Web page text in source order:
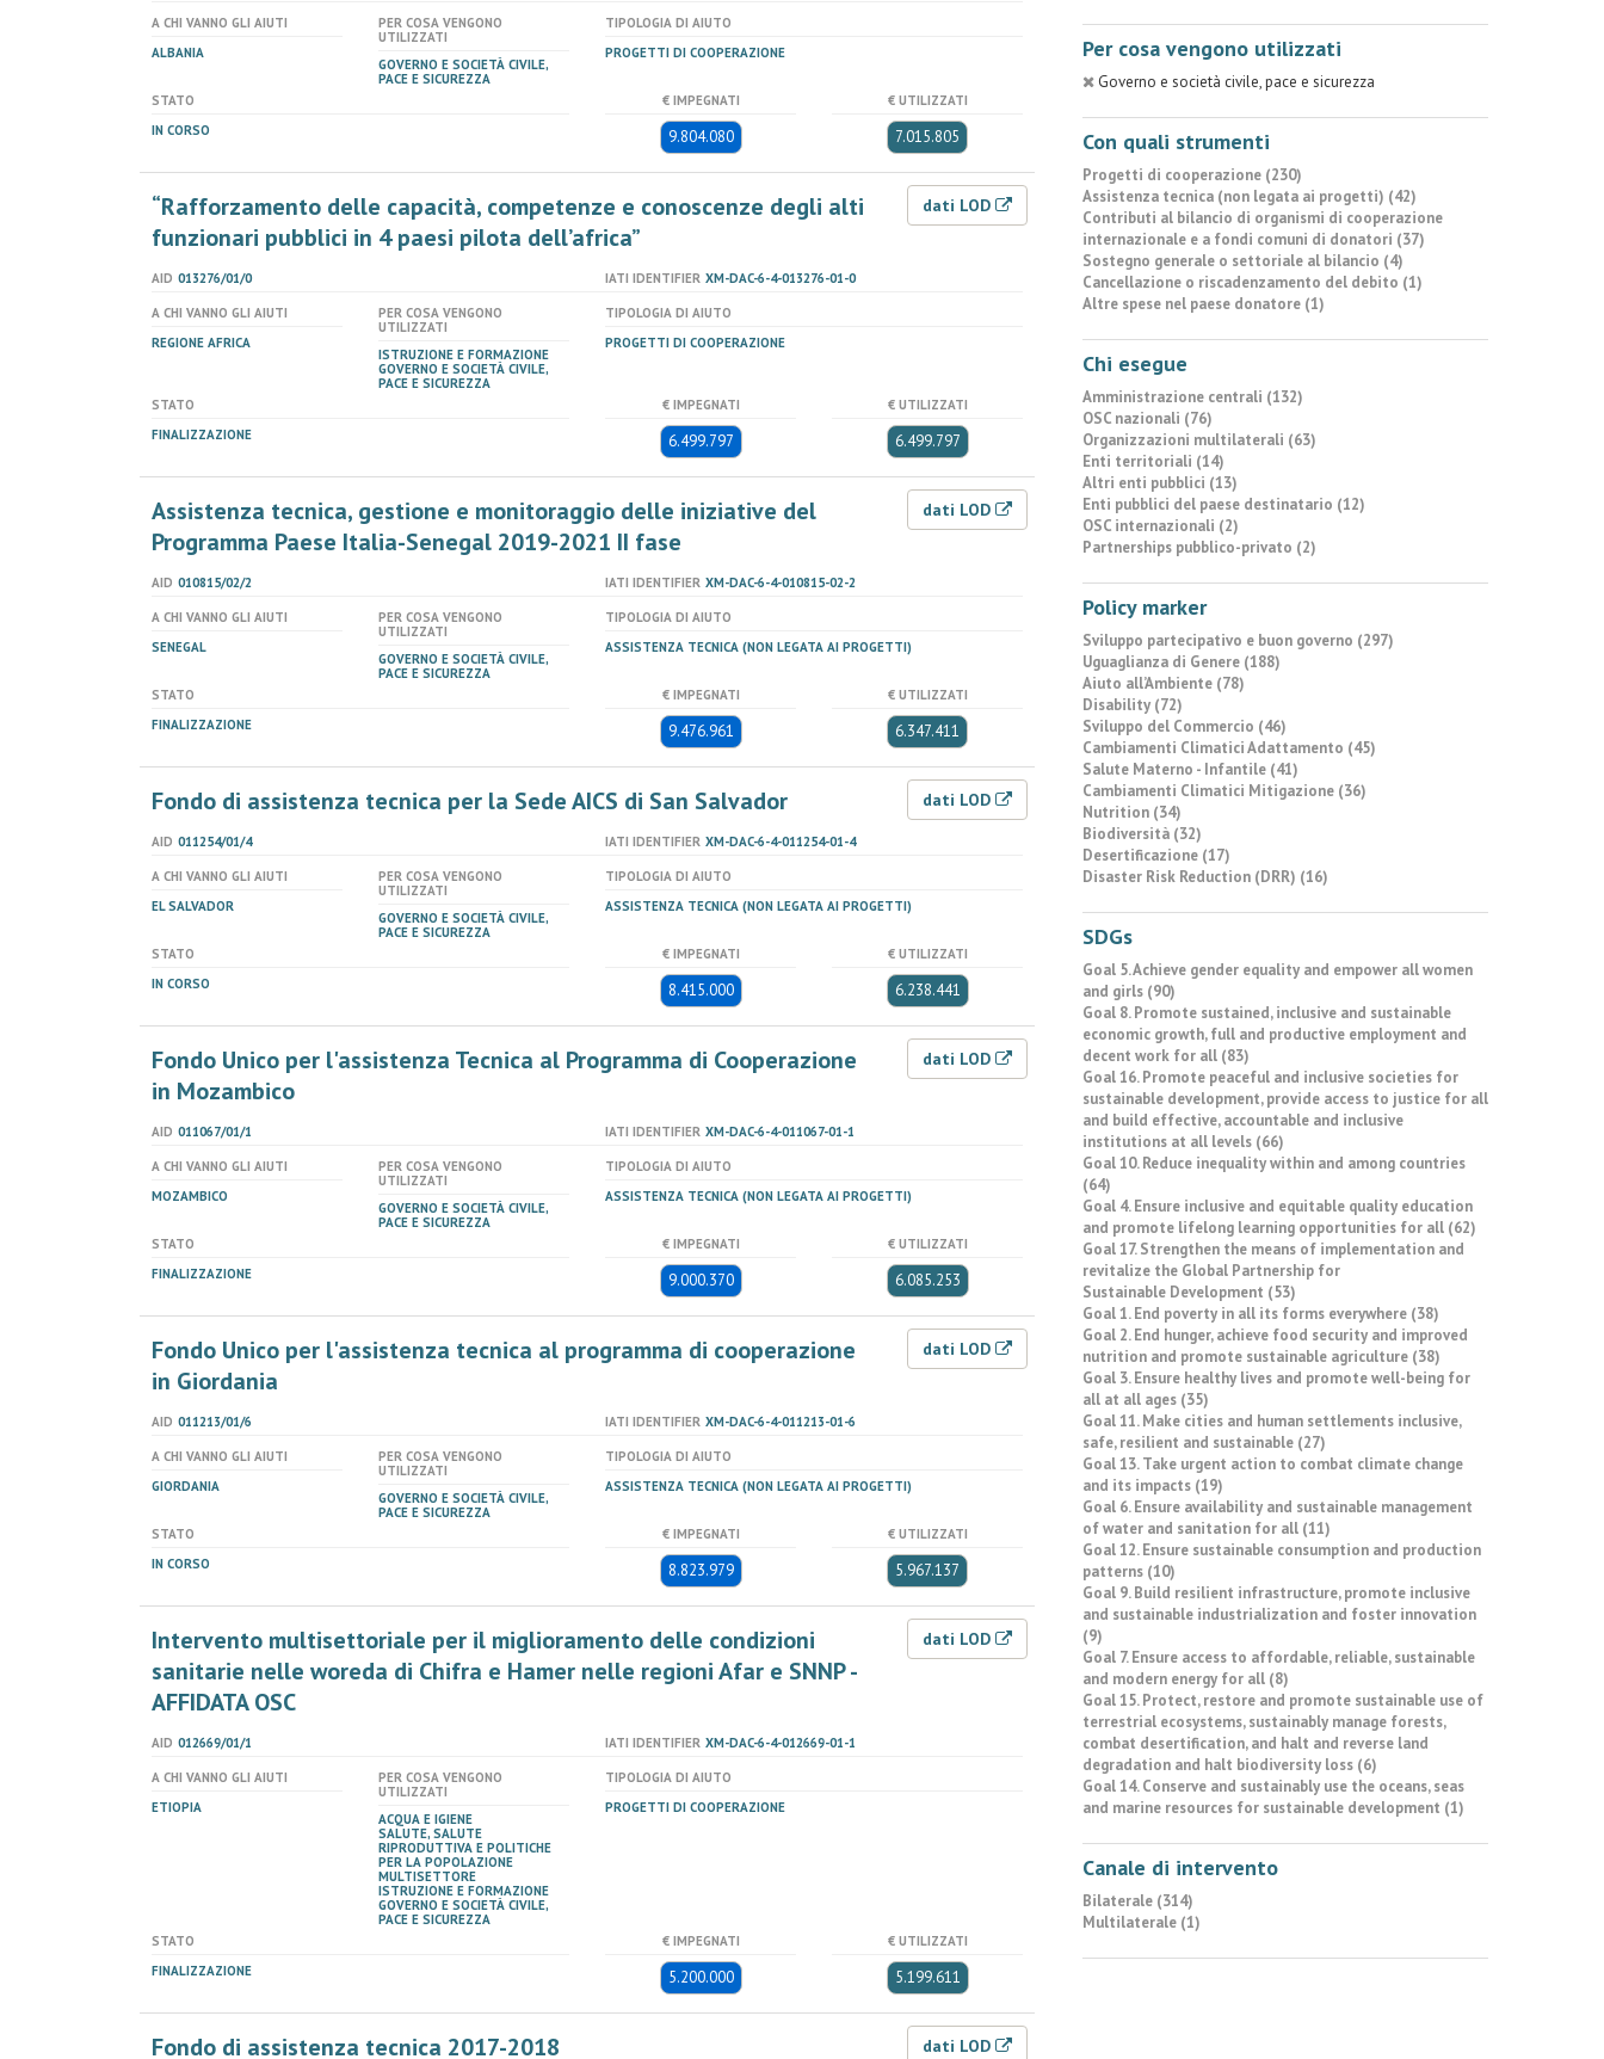
A CHI VANNO GLI AIUTI
ALBANIA
PER COSA VENGONO
UTILIZZATI
GOVERNO E SOCIETÀ CIVILE,
PACE E SICUREZZA
TIPOLOGIA DI AIUTO
PROGETTI DI COOPERAZIONE
STATO
IN CORSO
€ IMPEGNATI
9.804.080
€ UTILIZZATI
7.015.805
“Rafforzamento delle capacità, competenze e conoscenze degli alti
funzionari pubblici in 4 paesi pilota dell’africa”
dati LOD
AID 013276/01/0 IATI IDENTIFIER XM-DAC-6-4-013276-01-0
A CHI VANNO GLI AIUTI
REGIONE AFRICA
PER COSA VENGONO
UTILIZZATI
ISTRUZIONE E FORMAZIONE
GOVERNO E SOCIETÀ CIVILE,
PACE E SICUREZZA
TIPOLOGIA DI AIUTO
PROGETTI DI COOPERAZIONE
STATO
FINALIZZAZIONE
€ IMPEGNATI
6.499.797
€ UTILIZZATI
6.499.797
Assistenza tecnica, gestione e monitoraggio delle iniziative del
Programma Paese Italia-Senegal 2019-2021 II fase
dati LOD
AID 010815/02/2 IATI IDENTIFIER XM-DAC-6-4-010815-02-2
A CHI VANNO GLI AIUTI
SENEGAL
PER COSA VENGONO
UTILIZZATI
GOVERNO E SOCIETÀ CIVILE,
PACE E SICUREZZA
TIPOLOGIA DI AIUTO
ASSISTENZA TECNICA (NON LEGATA AI PROGETTI)
STATO
FINALIZZAZIONE
€ IMPEGNATI
9.476.961
€ UTILIZZATI
6.347.411
Fondo di assistenza tecnica per la Sede AICS di San Salvador dati LOD
AID 011254/01/4 IATI IDENTIFIER XM-DAC-6-4-011254-01-4
A CHI VANNO GLI AIUTI
EL SALVADOR
PER COSA VENGONO
UTILIZZATI
GOVERNO E SOCIETÀ CIVILE,
PACE E SICUREZZA
TIPOLOGIA DI AIUTO
ASSISTENZA TECNICA (NON LEGATA AI PROGETTI)
STATO
IN CORSO
€ IMPEGNATI
8.415.000
€ UTILIZZATI
6.238.441
Fondo Unico per l'assistenza Tecnica al Programma di Cooperazione
in Mozambico
dati LOD
AID 011067/01/1 IATI IDENTIFIER XM-DAC-6-4-011067-01-1
A CHI VANNO GLI AIUTI
MOZAMBICO
PER COSA VENGONO
UTILIZZATI
GOVERNO E SOCIETÀ CIVILE,
PACE E SICUREZZA
TIPOLOGIA DI AIUTO
ASSISTENZA TECNICA (NON LEGATA AI PROGETTI)
STATO
FINALIZZAZIONE
€ IMPEGNATI
9.000.370
€ UTILIZZATI
6.085.253
Fondo Unico per l'assistenza tecnica al programma di cooperazione
in Giordania
dati LOD
AID 011213/01/6 IATI IDENTIFIER XM-DAC-6-4-011213-01-6
A CHI VANNO GLI AIUTI
GIORDANIA
PER COSA VENGONO
UTILIZZATI
GOVERNO E SOCIETÀ CIVILE,
PACE E SICUREZZA
TIPOLOGIA DI AIUTO
ASSISTENZA TECNICA (NON LEGATA AI PROGETTI)
STATO
IN CORSO
€ IMPEGNATI
8.823.979
€ UTILIZZATI
5.967.137
Intervento multisettoriale per il miglioramento delle condizioni
sanitarie nelle woreda di Chifra e Hamer nelle regioni Afar e SNNP -
AFFIDATA OSC
dati LOD
AID 012669/01/1 IATI IDENTIFIER XM-DAC-6-4-012669-01-1
A CHI VANNO GLI AIUTI
ETIOPIA
PER COSA VENGONO
UTILIZZATI
ACQUA E IGIENE
SALUTE, SALUTE
RIPRODUTTIVA E POLITICHE
PER LA POPOLAZIONE
MULTISETTORE
ISTRUZIONE E FORMAZIONE
GOVERNO E SOCIETÀ CIVILE,
PACE E SICUREZZA
TIPOLOGIA DI AIUTO
PROGETTI DI COOPERAZIONE
STATO
FINALIZZAZIONE
€ IMPEGNATI
5.200.000
€ UTILIZZATI
5.199.611
Fondo di assistenza tecnica 2017-2018 dati LOD
Per cosa vengono utilizzati
Governo e società civile, pace e sicurezza
Con quali strumenti
Progetti di cooperazione (230)
Assistenza tecnica (non legata ai progetti) (42)
Contributi al bilancio di organismi di cooperazione
internazionale e a fondi comuni di donatori (37)
Sostegno generale o settoriale al bilancio (4)
Cancellazione o riscadenzamento del debito (1)
Altre spese nel paese donatore (1)
Chi esegue
Amministrazione centrali (132)
OSC nazionali (76)
Organizzazioni multilaterali (63)
Enti territoriali (14)
Altri enti pubblici (13)
Enti pubblici del paese destinatario (12)
OSC internazionali (2)
Partnerships pubblico-privato (2)
Policy marker
Sviluppo partecipativo e buon governo (297)
Uguaglianza di Genere (188)
Aiuto all’Ambiente (78)
Disability (72)
Sviluppo del Commercio (46)
Cambiamenti Climatici Adattamento (45)
Salute Materno - Infantile (41)
Cambiamenti Climatici Mitigazione (36)
Nutrition (34)
Biodiversità (32)
Desertificazione (17)
Disaster Risk Reduction (DRR) (16)
SDGs
Goal 5. Achieve gender equality and empower all women
and girls (90)
Goal 8. Promote sustained, inclusive and sustainable
economic growth, full and productive employment and
decent work for all (83)
Goal 16. Promote peaceful and inclusive societies for
sustainable development, provide access to justice for all
and build effective, accountable and inclusive
institutions at all levels (66)
Goal 10. Reduce inequality within and among countries
(64)
Goal 4. Ensure inclusive and equitable quality education
and promote lifelong learning opportunities for all (62)
Goal 17. Strengthen the means of implementation and
revitalize the Global Partnership for
Sustainable Development (53)
Goal 1. End poverty in all its forms everywhere (38)
Goal 2. End hunger, achieve food security and improved
nutrition and promote sustainable agriculture (38)
Goal 3. Ensure healthy lives and promote well-being for
all at all ages (35)
Goal 11. Make cities and human settlements inclusive,
safe, resilient and sustainable (27)
Goal 13. Take urgent action to combat climate change
and its impacts (19)
Goal 6. Ensure availability and sustainable management
of water and sanitation for all (11)
Goal 12. Ensure sustainable consumption and production
patterns (10)
Goal 9. Build resilient infrastructure, promote inclusive
and sustainable industrialization and foster innovation
(9)
Goal 7. Ensure access to affordable, reliable, sustainable
and modern energy for all (8)
Goal 15. Protect, restore and promote sustainable use of
terrestrial ecosystems, sustainably manage forests,
combat desertification, and halt and reverse land
degradation and halt biodiversity loss (6)
Goal 14. Conserve and sustainably use the oceans, seas
and marine resources for sustainable development (1)
Canale di intervento
Bilaterale (314)
Multilaterale (1)